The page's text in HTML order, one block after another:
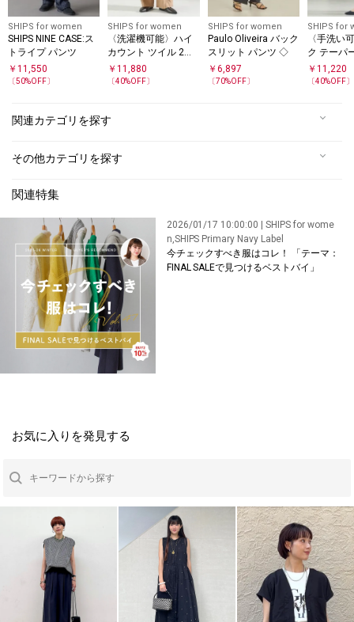
SHIPS for women
SHIPS NINE CASE:ス
トライプ パンツ
￥ 11,550
〔50%OFF〕
SHIPS for women
〈洗濯機可能〉ハイ
カウント ツイル 2タ
ック ワイド パンツ
￥11,880
〔40%OFF〕
SHIPS for women
Paulo Oliveira バック
スリット パンツ ◇
￥ 6,897
〔70%OFF〕
SHIPS for
〈手洗い
ク テーパ
（セット
応）
￥11,220
〔40%OFF〕
関連カテゴリを探す
その他カテゴリを探す
関連特集
2026/01/17 10:00:00 | SHIPS for wome
n,SHIPS Primary Navy Label
今チェックすべき服はコレ！ 「テーマ：
FINAL SALEで見つけるベストバイ」
お気に入りを発見する